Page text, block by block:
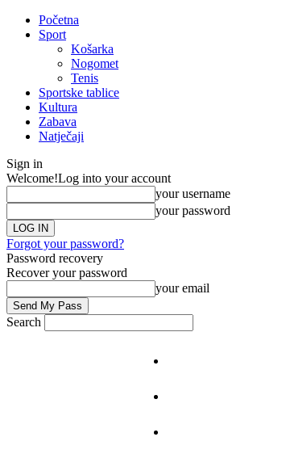
Početna
Sport
Košarka
Nogomet
Tenis
Sportske tablice
Kultura
Zabava
Natječaji
Sign in
Welcome!Log into your account
your username
your password
Forgot your password?
Password recovery
Recover your password
your email
Search